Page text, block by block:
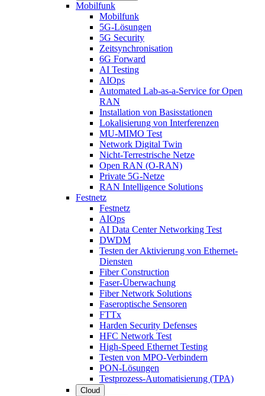
Mobilfunk
Mobilfunk
5G-Lösungen
5G Security
Zeitsynchronisation
6G Forward
AI Testing
AIOps
Automated Lab-as-a-Service for Open
RAN
Installation von Basisstationen
Lokalisierung von Interferenzen
MU-MIMO Test
Network Digital Twin
Nicht-Terrestrische Netze
Open RAN (O-RAN)
Private 5G-Netze
RAN Intelligence Solutions
Festnetz
Festnetz
AIOps
AI Data Center Networking Test
DWDM
Testen der Aktivierung von Ethernet-
Diensten
Fiber Construction
Faser-Überwachung
Fiber Network Solutions
Faseroptische Sensoren
FTTx
Harden Security Defenses
HFC Network Test
High-Speed Ethernet Testing
Testen von MPO-Verbindern
PON-Lösungen
Testprozess-Automatisierung (TPA)
Cloud